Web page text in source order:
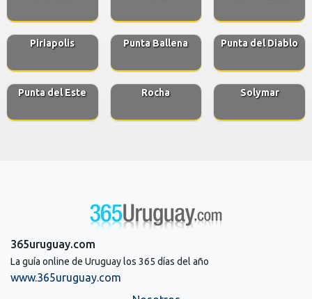
Piriapolis Punta Ballena Punta del Diablo
Punta del Este Rocha Solymar
365uruguay.com
La guía online de Uruguay los 365 días del año
www.365uruguay.com